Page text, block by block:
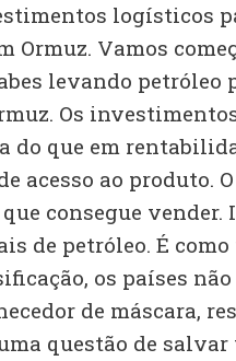
logísticos
Ormuz. Vamos
levando petróleo
Os
do que em
acesso ao produto.
consegue
de petróleo. É
os países
de máscara,
questão de